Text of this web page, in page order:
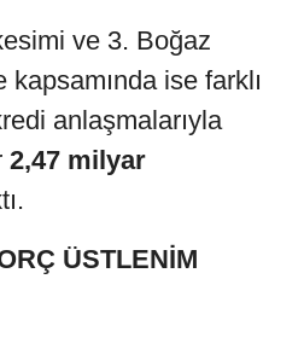
ve 3. Boğaz
ise farklı
anlaşmalarıyla
2,47 milyar
ÜSTLENİM